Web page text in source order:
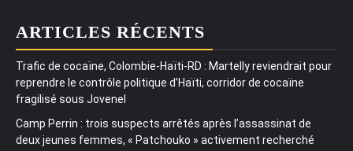
ARTICLES RÉCENTS
Trafic de cocaïne, Colombie-Haïti-RD : Martelly reviendrait pour
reprendre le contrôle politique d’Haïti, corridor de cocaïne
fragilisé sous Jovenel
Camp Perrin : trois suspects arrêtés après l’assassinat de
deux jeunes femmes, « Patchouko » activement recherché